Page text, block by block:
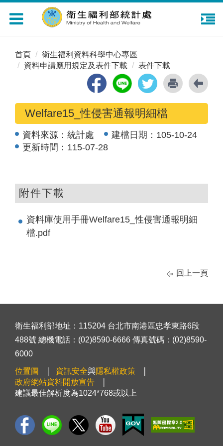
Toggle
navigation
首頁
衛生福利資料科學中心專區
資料申請應用規定及表件下載
表件下載
Welfare15_性侵害通報明細檔
資料來源： 統計處 建檔日期： 105-10-24
更新時間： 115-07-28
附件下載
資料庫使用手冊Welfare15_性侵害通報明細
檔.pdf
回上一頁
衛生福利部地址：115204 台北市南港區忠孝東路6段
488號 總機電話：(02)8590-6666 傳真號碼：(02)8590-
6000
位置圖 資訊安全與隱私權政策
政府網站資料開放宣告
建議最佳解析度為1024*768或以上